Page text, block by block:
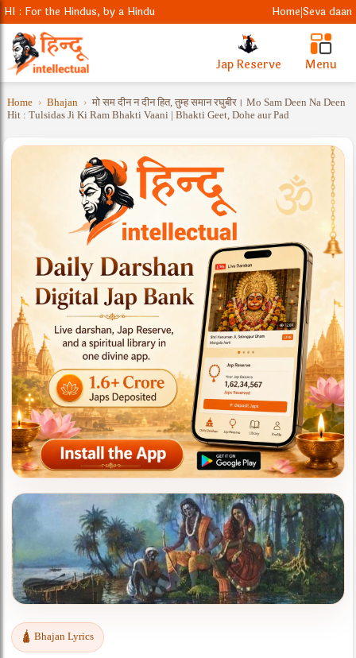
HI : For the Hindus, by a Hindu Home|Seva daan
Jap Reserve Menu
Home › Bhajan › मो सम दीन न दीन हित, तुम्ह समान रघुबीर। Mo Sam Deen Na Deen
Hit : Tulsidas Ji Ki Ram Bhakti Vaani | Bhakti Geet, Dohe aur Pad
APP PROMOTION
Continue your Bhakti journey on the
Hindu Intellectual App
Jap Reserve, devotional content, smoother reading and a
focused spiritual experience.
Get the App →
🛕 Bhajan Lyrics